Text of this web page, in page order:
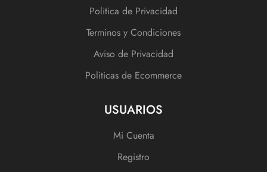
Politica de Privacidad
Terminos y Condiciones
Aviso de Privacidad
Politicas de Ecommerce
USUARIOS
Mi Cuenta
Registro